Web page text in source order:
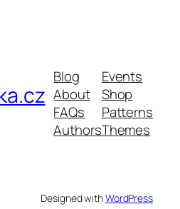
Blog
About
FAQs
Authors
Events
Shop
Patterns
Themes
Designed withWordPress